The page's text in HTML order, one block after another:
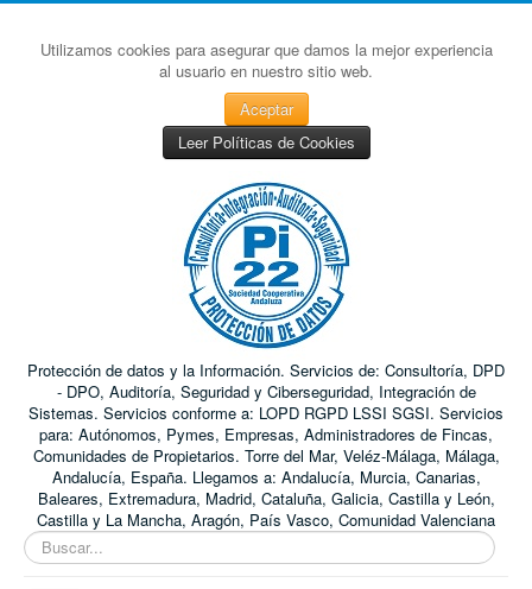
Utilizamos cookies para asegurar que damos la mejor experiencia
al usuario en nuestro sitio web.
Aceptar
Leer Políticas de Cookies
Protección de datos y la Información. Servicios de: Consultoría, DPD
- DPO, Auditoría, Seguridad y Ciberseguridad, Integración de
Sistemas. Servicios conforme a: LOPD RGPD LSSI SGSI. Servicios
para: Autónomos, Pymes, Empresas, Administradores de Fincas,
Comunidades de Propietarios. Torre del Mar, Veléz-Málaga, Málaga,
Andalucía, España. Llegamos a: Andalucía, Murcia, Canarias,
Baleares, Extremadura, Madrid, Cataluña, Galicia, Castilla y León,
Castilla y La Mancha, Aragón, País Vasco, Comunidad Valenciana
Buscar...